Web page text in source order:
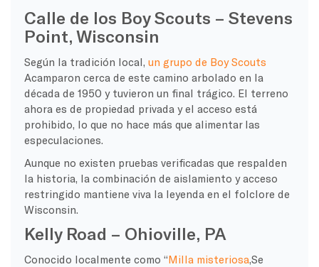
Calle de los Boy Scouts – Stevens
Point, Wisconsin
Según la tradición local, un grupo de Boy Scouts
Acamparon cerca de este camino arbolado en la
década de 1950 y tuvieron un final trágico. El terreno
ahora es de propiedad privada y el acceso está
prohibido, lo que no hace más que alimentar las
especulaciones.
Aunque no existen pruebas verificadas que respalden
la historia, la combinación de aislamiento y acceso
restringido mantiene viva la leyenda en el folclore de
Wisconsin.
Kelly Road – Ohioville, PA
Conocido localmente como “Milla misteriosa ,Se